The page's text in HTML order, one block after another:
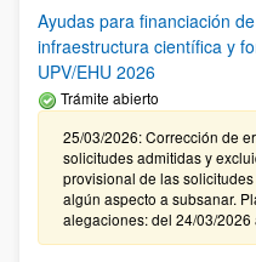
Ayudas para financiación
infraestructura científica y
UPV/EHU 2026
Trámite abierto
25/03/2026: Corrección de
solicitudes admitidas y
provisional de las
algún aspecto a subsanar.
alegaciones: del 24/03/